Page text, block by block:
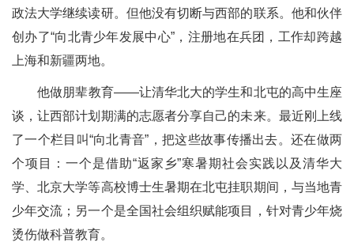
政法大学继续读研。但他没有切断与西部的联系。他和伙伴
创办了“向北青少年发展中心”，注册地在兵团，工作却跨越
上海和新疆两地。
他做朋辈教育——让清华北大的学生和北屯的高中生座
谈，让西部计划期满的志愿者分享自己的未来。最近刚上线
了一个栏目叫“向北青音”，把这些故事传播出去。还在做两
个项目：一个是借助“返家乡”寒暑期社会实践以及清华大
学、北京大学等高校博士生暑期在北屯挂职期间，与当地青
少年交流；另一个是全国社会组织赋能项目，针对青少年烧
烫伤做科普教育。